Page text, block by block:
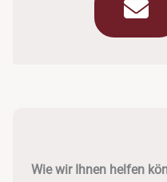
Wie wir Ihnen helfen